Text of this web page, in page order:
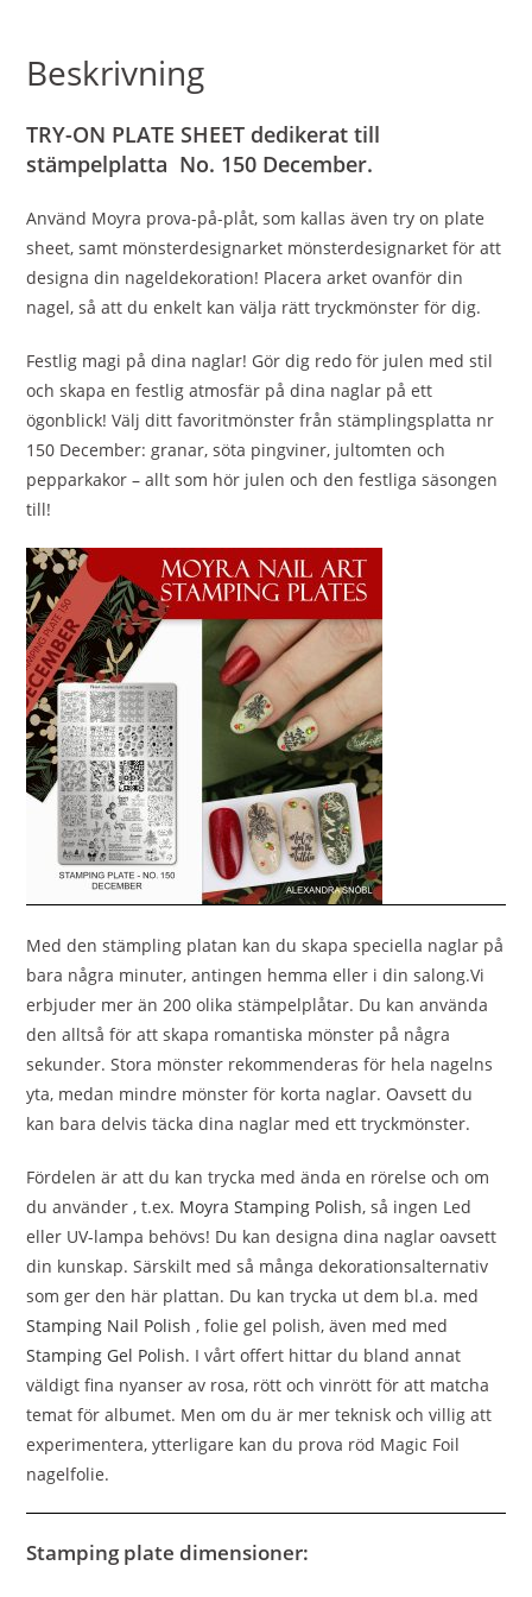
Beskrivning
TRY-ON PLATE SHEET dedikerat till
stämpelplatta No. 150 December.
Använd Moyra prova-på-plåt, som kallas även try on plate
sheet, samt mönsterdesignarket mönsterdesignarket för att
designa din nageldekoration! Placera arket ovanför din
nagel, så att du enkelt kan välja rätt tryckmönster för dig.
Festlig magi på dina naglar! Gör dig redo för julen med stil
och skapa en festlig atmosfär på dina naglar på ett
ögonblick! Välj ditt favoritmönster från stämplingsplatta nr
150 December: granar, söta pingviner, jultomten och
pepparkakor – allt som hör julen och den festliga säsongen
till!
Med den stämpling platan kan du skapa speciella naglar på
bara några minuter, antingen hemma eller i din salong.Vi
erbjuder mer än 200 olika stämpelplåtar. Du kan använda
den alltså för att skapa romantiska mönster på några
sekunder.Stora mönster rekommenderas för hela nagelns
yta, medan mindre mönster för korta naglar. Oavsett du
kan bara delvis täcka dina naglar med ett tryckmönster.
Fördelen är att du kan trycka med ända en rörelse och om
du använder , t.ex. Moyra Stamping Polish, så ingen Led
eller UV-lampa behövs! Du kan designa dina naglar oavsett
din kunskap. Särskilt med så många dekorationsalternativ
som ger den här plattan. Du kan trycka ut dem bl.a. med
Stamping Nail Polish , folie gel polish, även med med
Stamping Gel Polish. I vårt offert hittar du bland annat
väldigt fina nyanser av rosa, rött och vinrött för att matcha
temat för albumet. Men om du är mer teknisk och villig att
experimentera, ytterligare kan du prova röd Magic Foil
nagelfolie.
Stamping plate dimensioner: